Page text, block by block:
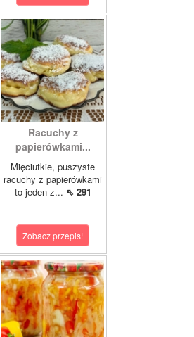
Racuchy z
papierówkami...
Mięciutkie, puszyste
racuchy z papierówkami
to jeden z... ⇖ 291
Zobacz przepis!